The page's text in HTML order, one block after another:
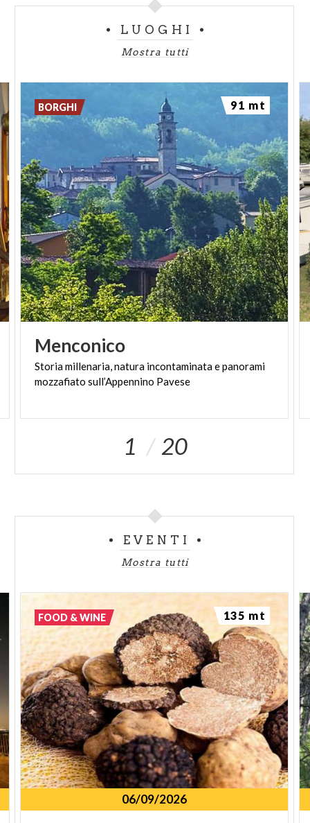
LUOGHI
Mostra tutti
Menconico
Storiamillenaria,natura incontaminataepanorami
mozzafiato sull’Appennino Pavese
BORGHI 91 mt
1 20
EVENTI
Mostra tutti
06/09/2026
FOOD & WINE 135 mt